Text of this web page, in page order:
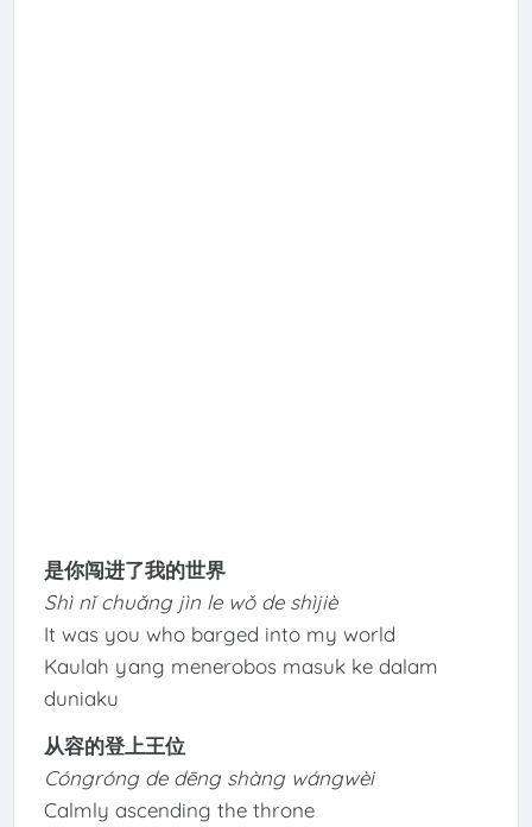
是你闯进了我的世界
Shì nǐ chuǎng jìn le wǒ de shìjiè
It was you who barged into my world
Kaulah yang menerobos masuk ke dalam
duniaku
从容的登上王位
Cóngróng de dēng shàng wángwèi
Calmly ascending the throne